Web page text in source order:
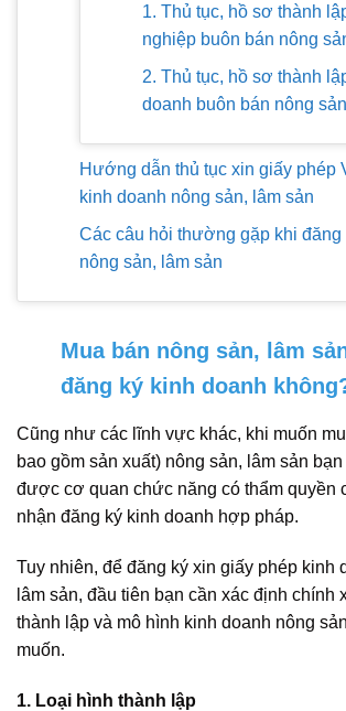
1. Thủ tục, hồ sơ thành
nghiệp buôn bán nông
2. Thủ tục, hồ sơ thành
doanh buôn bán nông
Hướng dẫn thủ tục xin giấy phép
kinh doanh nông sản, lâm sản
Các câu hỏi thường gặp khi đăng
nông sản, lâm sản
Mua bán nông sản, lâm
đăng ký kinh doanh
Cũng như các lĩnh vực khác, khi muốn
bao gồm sản xuất) nông sản, lâm sản
được cơ quan chức năng có thẩm quyền
nhận đăng ký kinh doanh hợp pháp.
Tuy nhiên, để đăng ký xin giấy phép kinh
lâm sản, đầu tiên bạn cần xác định chính
thành lập và mô hình kinh doanh nông
muốn.
1. Loại hình thành lập